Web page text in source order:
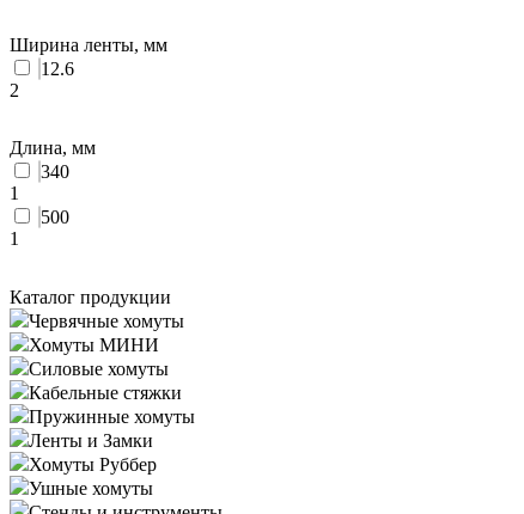
Ширина ленты, мм
12.6
2
Длина, мм
340
1
500
1
Каталог продукции
Червячные хомуты
Хомуты МИНИ
Силовые хомуты
Кабельные стяжки
Пружинные хомуты
Ленты и Замки
Хомуты Руббер
Ушные хомуты